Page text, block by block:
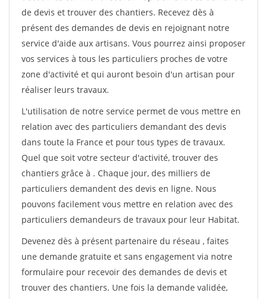
de devis et trouver des chantiers. Recevez dès à
présent des demandes de devis en rejoignant notre
service d'aide aux artisans. Vous pourrez ainsi proposer
vos services à tous les particuliers proches de votre
zone d'activité et qui auront besoin d'un artisan pour
réaliser leurs travaux.
L'utilisation de notre service permet de vous mettre en
relation avec des particuliers demandant des devis
dans toute la France et pour tous types de travaux.
Quel que soit votre secteur d'activité, trouver des
chantiers grâce à . Chaque jour, des milliers de
particuliers demandent des devis en ligne. Nous
pouvons facilement vous mettre en relation avec des
particuliers demandeurs de travaux pour leur Habitat.
Devenez dès à présent partenaire du réseau , faites
une demande gratuite et sans engagement via notre
formulaire pour recevoir des demandes de devis et
trouver des chantiers. Une fois la demande validée,